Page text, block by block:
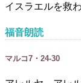
イスラエルを救わ
福音朗読
マルコ7・24-30